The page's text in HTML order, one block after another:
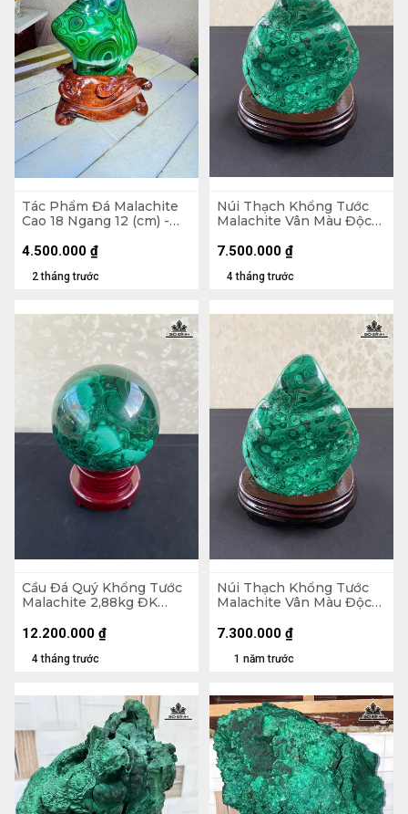
Tác Phẩm Đá Malachite
Cao 18 Ngang 12 (cm) -
2 tháng trước
4.500.000 ₫
Núi Thạch Khổng Tước
Malachite Vân Màu Độc
18x14,5x7cm - Lên đế
4 tháng trước
7.500.000 ₫
Cầu Đá Quý Khổng Tước
Malachite 2,88kg ĐK
4 tháng trước
12.200.000 ₫
Núi Thạch Khổng Tước
Malachite Vân Màu Độc
18x14,5x7cm. Lên Đế
1 năm trước
7.300.000 ₫